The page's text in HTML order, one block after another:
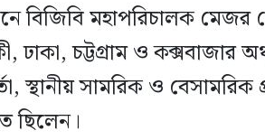
বিজিবি মহাপরিচালক
ঢাকা, চট্টগ্রাম ও
স্থানীয় সামরিক ও
ছিলেন।